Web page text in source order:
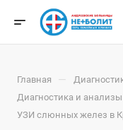
Главная —
Диагностика и
УЗИ слюнных желез в